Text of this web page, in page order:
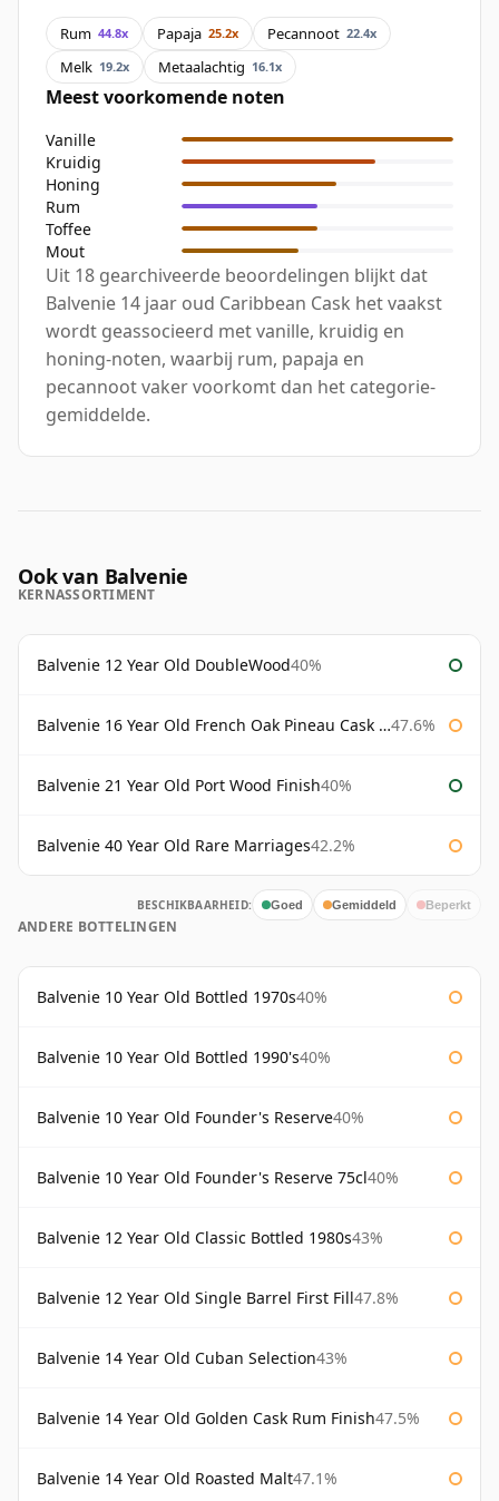
Rum 44.8x Papaja 25.2x Pecannoot 22.4x
Melk 19.2x Metaalachtig 16.1x
Meest voorkomende noten
Vanille
Kruidig
Honing
Rum
Toffee
Mout
Uit 18 gearchiveerde beoordelingen blijkt dat
Balvenie 14 jaar oud Caribbean Cask het vaakst
wordt geassocieerd met vanille, kruidig en
honing-noten, waarbij rum, papaja en
pecannoot vaker voorkomt dan het categorie-
gemiddelde.
Ook van Balvenie
KERNASSORTIMENT
Balvenie 12 Year Old DoubleWood40%
Balvenie 16 Year Old French Oak Pineau Cask Finish 47.6%
Balvenie 21 Year Old Port Wood Finish40%
Balvenie 40 Year Old Rare Marriages42.2%
BESCHIKBAARHEID: Goed Gemiddeld Beperkt
ANDERE BOTTELINGEN
Balvenie 10 Year Old Bottled 1970s40%
Balvenie 10 Year Old Bottled 1990's40%
Balvenie 10 Year Old Founder's Reserve40%
Balvenie 10 Year Old Founder's Reserve 75cl40%
Balvenie 12 Year Old Classic Bottled 1980s43%
Balvenie 12 Year Old Single Barrel First Fill47.8%
Balvenie 14 Year Old Cuban Selection43%
Balvenie 14 Year Old Golden Cask Rum Finish47.5%
Balvenie 14 Year Old Roasted Malt47.1%